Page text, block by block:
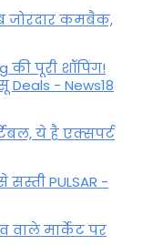
जोरदार कमबैक,
की पूरी शॉपिंग!
Deals - News18
ये है एक्सपर्ट
PULSAR -
वाले मार्केट पर